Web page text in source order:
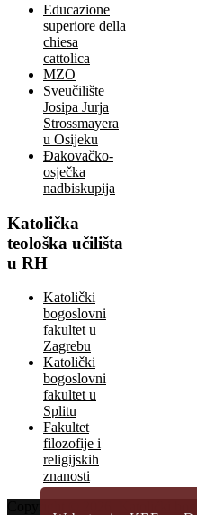
Educazione
superiore della
chiesa
cattolica
MZO
Sveučilište
Josipa Jurja
Strossmayera
u Osijeku
Đakovačko-
osječka
nadbiskupija
Katolička
teološka učilišta
u RH
Katolički
bogoslovni
fakultet u
Zagrebu
Katolički
bogoslovni
fakultet u
Splitu
Fakultet
filozofije i
religijskih
znanosti